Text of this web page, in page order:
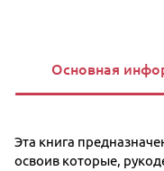
Основная
Эта книга
освоив которые,